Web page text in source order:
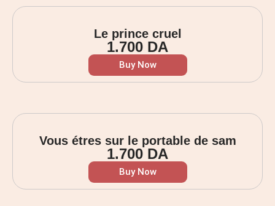
Le prince cruel
1.700 DA
Buy Now
Vous étres sur le portable de sam
1.700 DA
Buy Now